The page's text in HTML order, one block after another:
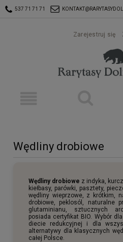
537 71 71 71
Zarejestruj się
Wędliny drobiowe
Wędliny drobiowe z indyka,
kiełbasy, parówki, pasztety,
wędliny wieprzowe, z krótkim,
drobiowe, peklosól, naturalne
glutaminianu, sztucznych
posiada certyfikat BIO. Wybór
diecie redukcyjnej i dla
alternatywy dla klasycznych
całej Polsce.